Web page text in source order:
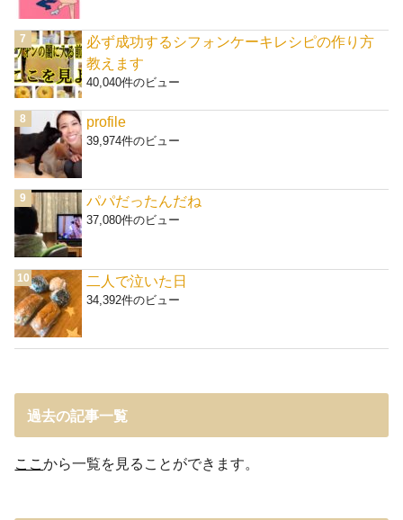
必ず成功するシフォンケーキレシピの作り方
教えます
40,040件のビュー
profile
39,974件のビュー
パパだったんだね
37,080件のビュー
二人で泣いた日
34,392件のビュー
過去の記事一覧
ここから一覧を見ることができます。